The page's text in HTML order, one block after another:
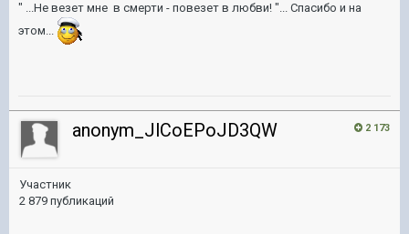
" ...Не везет мне в смерти - повезет в любви! "... Спасибо и на
этом...
2 173
anonym_JlCoEPoJD3QW
Участник
2 879 публикаций